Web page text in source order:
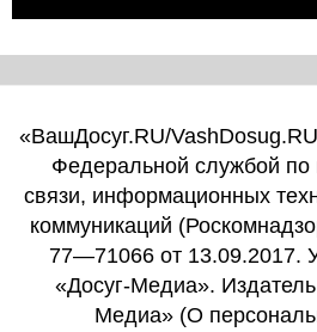
«ВашДосуг.RU/
Федеральной службой по
связи, информационных
коммуникаций
77—71066 от 13.09.2017.
«Досуг-Медиа».
Медиа» (О